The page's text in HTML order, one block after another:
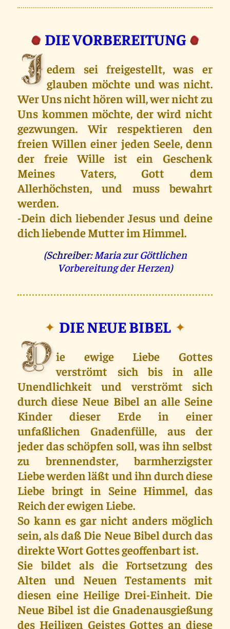
DIE VOR­BEREITUNG
J edem sei freigestellt, was er
glauben möchte und was nicht.
Wer Uns nicht hören will, wer nicht zu
Uns kommen möchte, der wird nicht
gezwungen. Wir respektieren den
freien Willen einer jeden Seele, denn
der freie Wille ist ein Geschenk
Meines Vaters, Gott dem
Allerhöchsten, und muss bewahrt
werden.
‐Dein dich liebender Jesus und deine
dich liebende Mutter im Himmel.
(Schreiber:Maria zur Göttlichen
Vorbereitung der Herzen)
✦ DIE NEUE BIBEL ✦
D ie ewige Liebe Gottes
verströmt sich bis in alle
Unendlichkeit und verströmt sich
durch diese Neue Bibel an alle Seine
Kinder dieser Erde in einer
unfaßlichen Gnadenfülle, aus der
jeder das schöpfen soll, was ihn selbst
zu brennendster, barmherzigster
Liebe werden läßt und ihn durch diese
Liebe bringt in Seine Himmel, das
Reich der ewigen Liebe.
So kann es gar nicht anders möglich
sein, als daß Die Neue Bibel durch das
direkte Wort Gottes geoffenbart ist.
Sie bildet als die Fortsetzung des
Alten und Neuen Testaments mit
diesen eine Heilige Drei-Einheit. Die
Neue Bibel ist die Gnadenausgießung
des Heiligen Geistes Gottes an diese